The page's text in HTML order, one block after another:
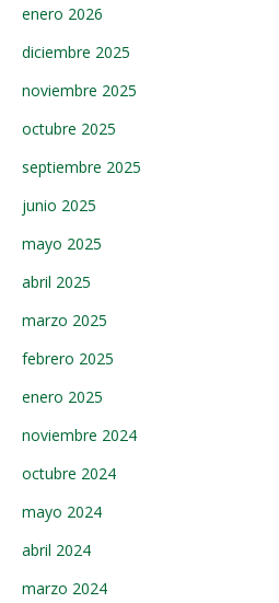
enero 2026
diciembre 2025
noviembre 2025
octubre 2025
septiembre 2025
junio 2025
mayo 2025
abril 2025
marzo 2025
febrero 2025
enero 2025
noviembre 2024
octubre 2024
mayo 2024
abril 2024
marzo 2024